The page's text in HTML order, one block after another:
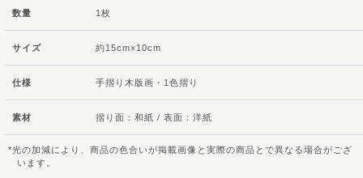
数量 1枚
サイズ 約15cm×10cm
仕様 手摺り木版画・1色摺り
素材 摺り面：和紙 / 表面：洋紙
光の加減により、商品の色合いが掲載画像と実際の商品とで異なる場合がござ
います。